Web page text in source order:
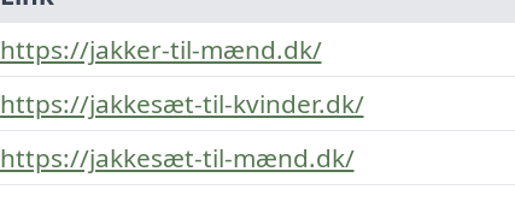
https://jakker-til-mænd.dk/
https://jakkesæt-til-kvinder.dk/
https://jakkesæt-til-mænd.dk/